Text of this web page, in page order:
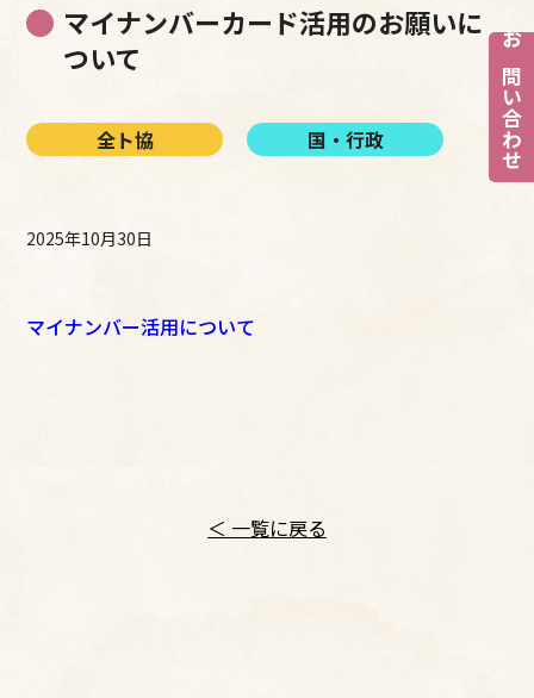
お問い合わせ
マイナンバーカード活用のお願いに
ついて
全ト協 国・行政
2025年10月30日
マイナンバー活用について
＜ 一覧に戻る